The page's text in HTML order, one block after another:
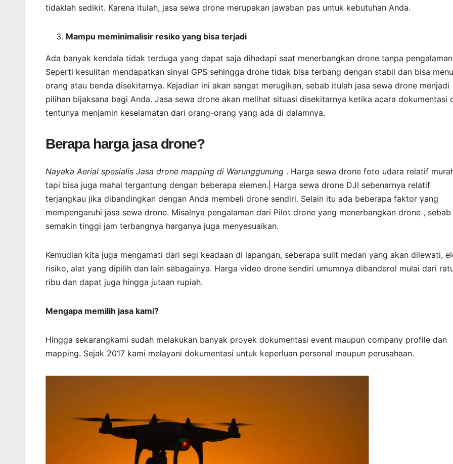
tidaklah sedikit. Karena itulah, jasa sewa drone merupakan jawaban pas untuk kebutuhan Anda.
Mampu meminimalisir resiko yang bisa terjadi
Ada banyak kendala tidak terduga yang dapat saja dihadapi saat menerbangkan drone tanpa
Seperti kesulitan mendapatkan sinyal GPS sehingga drone tidak bisa terbang dengan stabil dan bisa
orang atau benda disekitarnya. Kejadian ini akan sangat merugikan, sebab itulah jasa sewa drone menjadi
pilihan bijaksana bagi Anda. Jasa sewa drone akan melihat situasi disekitarnya ketika acara dokumentasi
tentunya menjamin keselamatan dari orang-orang yang ada di dalamnya.
Berapa harga jasa drone?
Nayaka Aerial spesialis Jasa drone mapping di Warunggunung . Harga sewa drone foto udara relatif
tapi bisa juga mahal tergantung dengan beberapa elemen.| Harga sewa drone DJI sebenarnya relatif
terjangkau jika dibandingkan dengan Anda membeli drone sendiri. Selain itu ada beberapa faktor yang
mempengaruhi jasa sewa drone. Misalnya pengalaman dari Pilot drone yang menerbangkan drone , sebab
semakin tinggi jam terbangnya harganya juga menyesuaikan.
Kemudian kita juga mengamati dari segi keadaan di lapangan, seberapa sulit medan yang akan dilewati,
risiko, alat yang dipilih dan lain sebagainya. Harga video drone sendiri umumnya dibanderol mulai dari
ribu dan dapat juga hingga jutaan rupiah.
Mengapa memilih jasa kami?
Hingga sekarangkami sudah melakukan banyak proyek dokumentasi event maupun company profile dan
mapping. Sejak 2017 kami melayani dokumentasi untuk keperluan personal maupun perusahaan.